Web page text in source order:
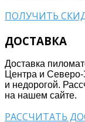
ПОЛУЧИТЬ
ДОСТАВКА
Доставка
Центра и Северо-
и недорогой.
на нашем сайте.
РАССЧИТАТЬ